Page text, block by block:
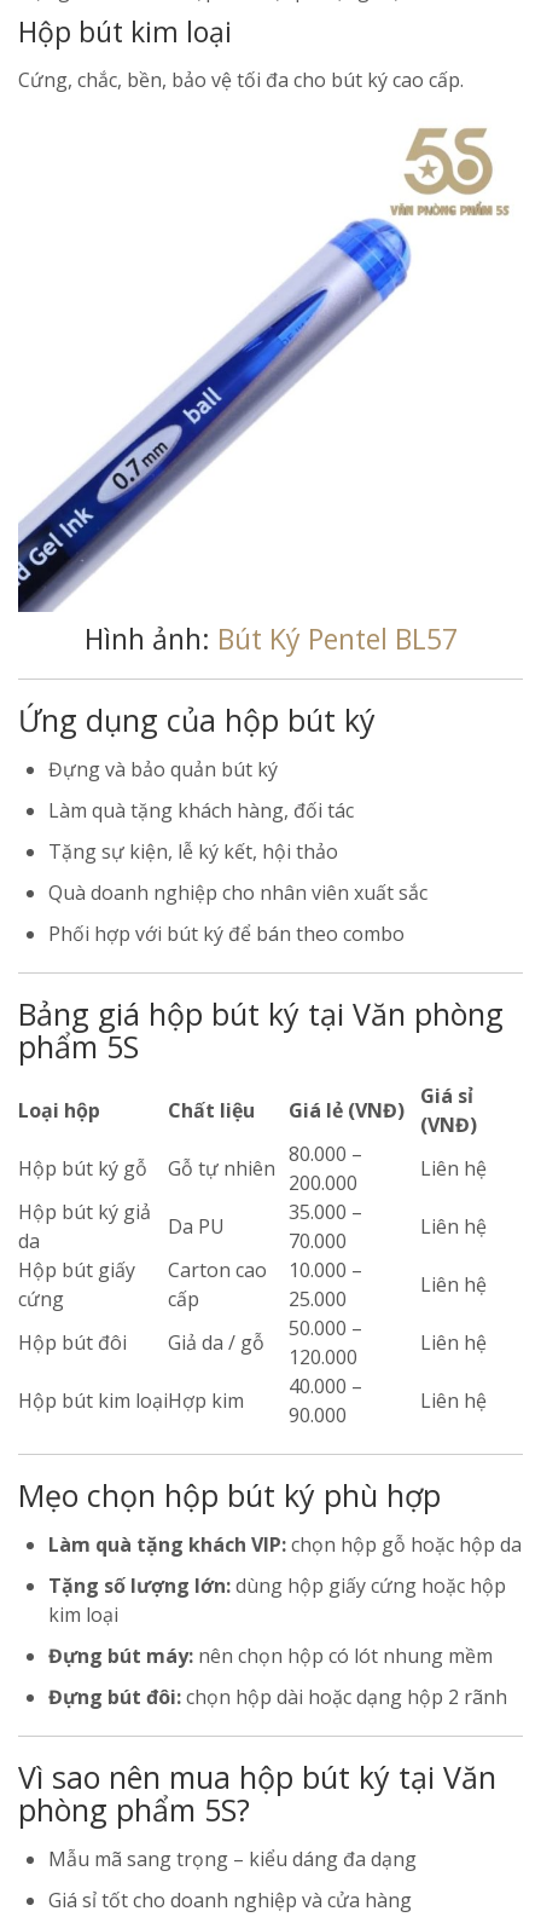
Hộp bút kim loại
Cứng, chắc, bền, bảo vệ tối đa cho bút ký cao cấp.
Hình ảnh: Bút Ký Pentel BL57
Ứng dụng của hộp bút ký
Đựng và bảo quản bút ký
Làm quà tặng khách hàng, đối tác
Tặng sự kiện, lễ ký kết, hội thảo
Quà doanh nghiệp cho nhân viên xuất sắc
Phối hợp với bút ký để bán theo combo
Bảng giá hộp bút ký tại Văn phòng
phẩm 5S
Loại hộp Chất liệu Giá lẻ (VNĐ)
Giá sỉ
(VNĐ)
Hộp bút ký gỗ
Gỗ tự nhiên
80.000 –
200.000
Liên hệ
Hộp bút ký giả
da
Da PU
35.000 –
70.000
Liên hệ
Hộp bút giấy
cứng
Carton cao
cấp
10.000 –
25.000
Liên hệ
Hộp bút đôi Giả da / gỗ
50.000 –
120.000
Liên hệ
Hộp bút kim loạiHợp kim
40.000 –
90.000
Liên hệ
Mẹo chọn hộp bút ký phù hợp
Làm quà tặng khách VIP:chọn hộp gỗ hoặc hộp da
Tặng số lượng lớn:dùng hộp giấy cứng hoặc hộp
kim loại
Đựng bút máy: nên chọn hộp có lót nhung mềm
Đựng bút đôi:chọn hộp dài hoặc dạng hộp 2 rãnh
Vì sao nên mua hộp bút ký tại Văn
phòng phẩm 5S?
Mẫu mã sang trọng – kiểu dáng đa dạng
Giá sỉ tốt cho doanh nghiệp và cửa hàng